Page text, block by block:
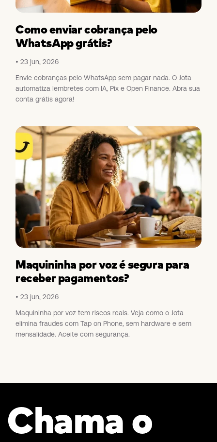
Como enviar cobrança pelo
WhatsApp grátis?
23 jun, 2026
Envie cobranças pelo WhatsApp sem pagar nada. O Jota
automatiza lembretes com IA, Pix e Open Finance. Abra sua
conta grátis agora!
Maquininha por voz é segura para
receber pagamentos?
23 jun, 2026
Maquininha por voz tem riscos reais. Veja como o Jota
elimina fraudes com Tap on Phone, sem hardware e sem
mensalidade. Aceite com segurança.
Chama o